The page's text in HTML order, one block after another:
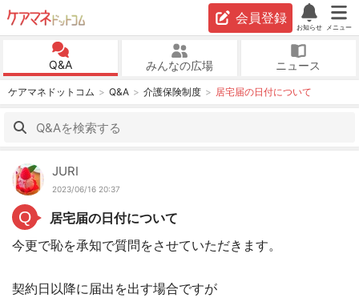
会員登録
お知らせ メニュー
Q&A みんなの広場 ニュース
ケアマネドットコム Q&A 介護保険制度 居宅届の日付について
JURI
2023/06/16 20:37
Q
居宅届の日付について
今更で恥を承知で質問をさせていただきます。
契約日以降に届出を出す場合ですが